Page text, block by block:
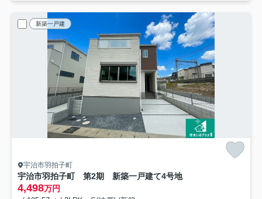
新築一戸建
宇治市羽拍子町
宇治市羽拍子町 第2期 新築一戸建て4号地
4,498万円